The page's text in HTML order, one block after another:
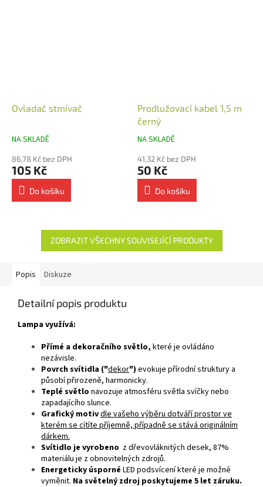
Ovladač stmívač
NA SKLADĚ
86,78 Kč bez DPH
105 Kč
Do košíku
Prodlužovací kabel 1,5 m
černý
NA SKLADĚ
41,32 Kč bez DPH
50 Kč
Do košíku
ZOBRAZIT VŠECHNY SOUVISEJÍCÍ PRODUKTY
Popis Diskuze
Detailní popis produktu
Lampa využívá:
Přímé a dekoračního světlo, které je ovládáno
nezávisle.
Povrch svítidla ("dekor") evokuje přírodní struktury a
působí přirozeně, harmonicky.
Teplé světlo navozuje atmosféru světla svíčky nebo
zapadajícího slunce.
Grafický motivdle vašeho výběru dotváří prostor ve
kterém se cítíte příjemně, případně se stává originálním
dárkem.
Svítidlo je vyrobeno z dřevovláknitých desek, 87%
materiálu je z obnovitelných zdrojů.
Energeticky úsporné LED podsvícení které je možné
vyměnit. Na světelný zdroj poskytujeme 5 let záruku.